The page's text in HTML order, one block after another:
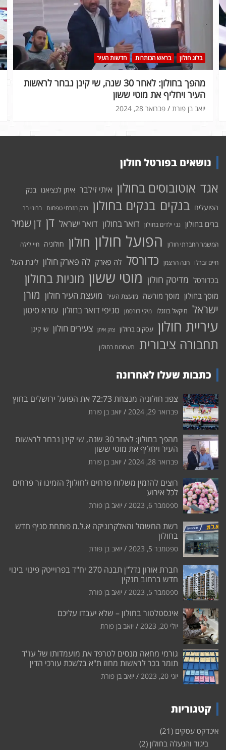
בלוג חולון בראש הכותרות חדשות העיר
מהפך בחולון: לאחר 30 שנה, שי קינן נבחר לראשות
העיר ויחליף את מוטי ששון
פברואר 28, 2024 יואב בן פורת
נושאים בפורטל חולון
אגד אוטובוסים בחולון איתי זילבר איתן לנציאנו בנק
הפועלים בנקים בנקים בחולון בנק מזרחי טפחות ברוני בר
ברים בחולון גני ילדים בחולון דואר בחולון דואר ישראל דן דן שמיר
המשמר החברתי חולון הפועל חולון חולון חולוניה חיי לילה
חיים זברלו חנה הרצמן כדורסל לה פארק לה פארק חולון ליגת העל
בכדורסל מדיטק חולון מוטי ששון מוניות בחולון
מוסך בחולון מוסך מורשה מועצת העיר מועצת העיר חולון מורן
ישראל מיקאל בוזגלו מיקי דורסמן סניפי דואר בחולון עזרא סיטון
עיריית חולון עסקים בחולון צוק איתן צעירים חולון שי קינן
תחבורה ציבורית תערוכות בחולון
כתבות שעלו לאחרונה
צפו: חולוניה מנצחת 72:73 את הפועל ירושלים בחוץ
פברואר 29, 2024 יואב בן פורת
מהפך בחולון: לאחר 30 שנה, שי קינן נבחר לראשות
העיר ויחליף את מוטי ששון
פברואר 28, 2024 יואב בן פורת
רוצים להזמין משלוח פרחים לחולון? הזמינו זר פרחים
לכל אירוע
ספטמבר 6, 2023 יואב בן פורת
רשת החשמל והאלקרוניקה א.ל.מ פותחת סניף חדש
בחולון
ספטמבר 5, 2023 יואב בן פורת
חברת אורון נדל"ן תבנה 270 יח"ד בפרוייטק פינוי בינוי
חדש ברחוב חנקין
ספטמבר 5, 2023 יואב בן פורת
אינסטלטור בחולון – שלא יעבדו עליכם
יולי 20, 2023 יואב בן פורת
גורמי מחאה מנסים לטרפד את מועמדותו של עו"ד
תומר בכר לראשות מחוז ת"א בלשכת עורכי הדין
יוני 20, 2023 יואב בן פורת
קטגוריות
אינדקס עסקים (21)
ביגוד והנעלה בחולון (2)